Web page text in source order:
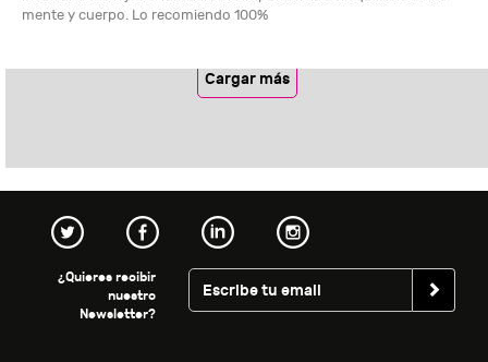
mente y cuerpo. Lo recomiendo 100%
Cargar más
¿Quieres recibir
nuestro
Newsletter?